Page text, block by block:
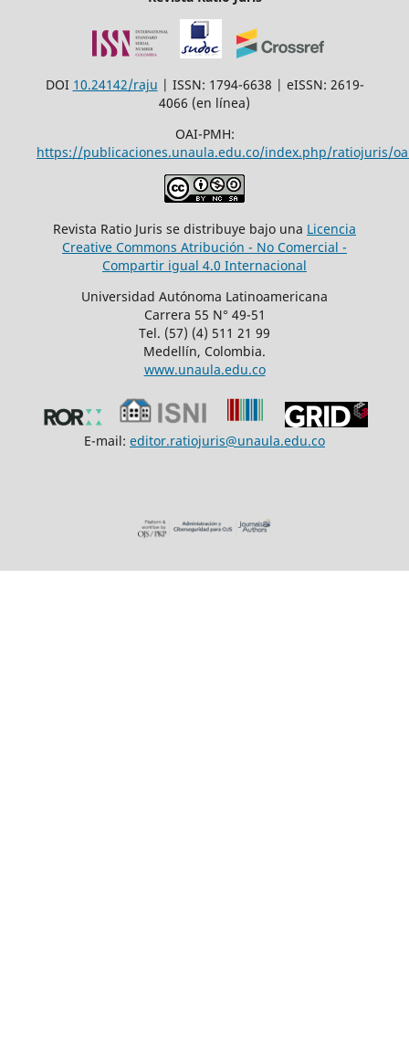
DOI 10.24142/raju | ISSN: 1794-6638 | eISSN: 2619-
4066 (en línea)
OAI-PMH:
https://publicaciones.unaula.edu.co/index.php/ratiojuris/
Revista Ratio Juris se distribuye bajo una Licencia
Creative Commons Atribución - No Comercial -
Compartir igual 4.0 Internacional
Universidad Autónoma Latinoamericana
Carrera 55 N° 49-51
Tel. (57) (4) 511 21 99
Medellín, Colombia.
www.unaula.edu.co
E-mail: editor.ratiojuris@unaula.edu.co